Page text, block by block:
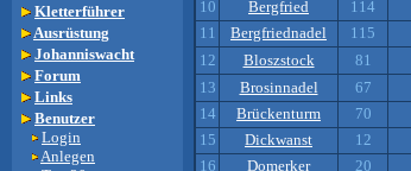
Kletterführer
Ausrüstung
Johanniswacht
Forum
Links
Benutzer
Login
Anlegen
10
Bergfried 114
11
Bergfriednadel 115
12
Bloszstock 81
13
Brosinnadel 67
14
Brückenturm 70
15
Dickwanst 12
16
Domerker 20